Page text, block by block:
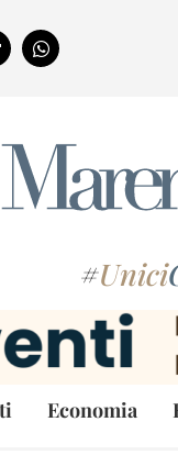
#Unici
Economia